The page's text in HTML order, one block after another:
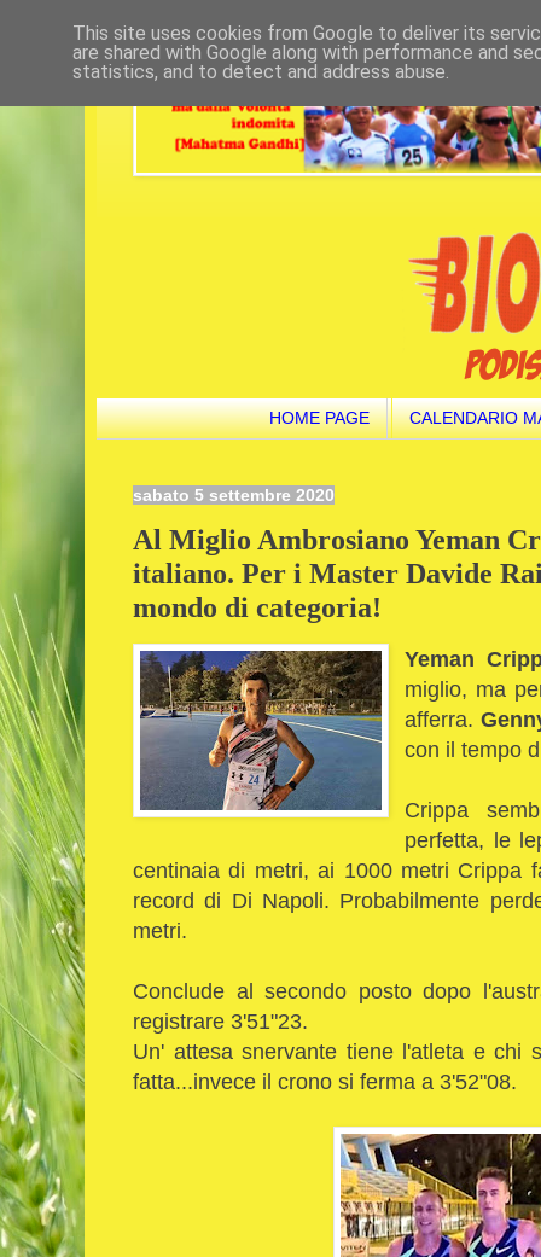
HOME PAGE CALENDARIO
sabato 5 settembre 2020
Al Miglio Ambrosiano Yeman
italiano. Per i Master Davide
mondo di categoria!
Yeman
miglio, ma
afferra.
con il tempo
Crippa
perfetta, le
centinaia di metri, ai 1000 metri Crippa
record di Di Napoli. Probabilmente
metri.
Conclude al secondo posto dopo
registrare 3'51"23.
Un' attesa snervante tiene l'atleta e chi
fatta...invece il crono si ferma a 3'52"08.
This site uses cookies from Google to deliver its
are shared with Google along with performance and
statistics, and to detect and address abuse.